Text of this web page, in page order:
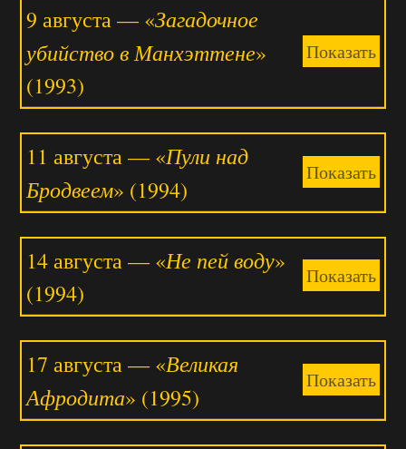
9 августа — «Загадочное
убийство в Манхэттене»
(1993)
Показать
11 августа — «Пули над
Бродвеем» (1994)
Показать
14 августа — «Не пей воду»
(1994)
Показать
17 августа — «Великая
Афродита» (1995)
Показать